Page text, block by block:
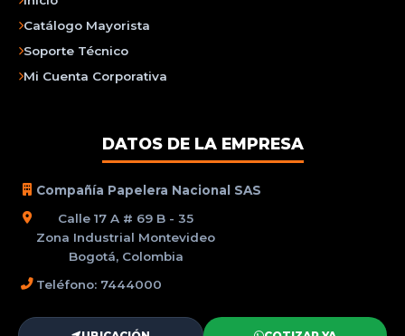
Catálogo Mayorista
Soporte Técnico
Mi Cuenta Corporativa
DATOS DE LA EMPRESA
Compañía Papelera Nacional SAS
Calle 17 A # 69 B - 35
Zona Industrial Montevideo
Bogotá, Colombia
Teléfono: 7444000